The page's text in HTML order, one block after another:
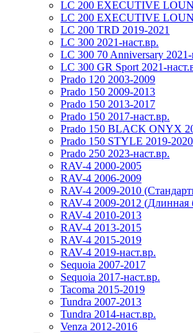
LC 200 EXECUTIVE
LC 200 EXECUTIVE
LC 200 TRD 2019-2021
LC 300 2021-наст.вр.
LC 300 70 Anniversary 2021-
LC 300 GR Sport 2021-
Prado 120 2003-2009
Prado 150 2009-2013
Prado 150 2013-2017
Prado 150 2017-наст.вр.
Prado 150 BLACK ONYX
Prado 150 STYLE 2019-2020
Prado 250 2023-наст.вр.
RAV-4 2000-2005
RAV-4 2006-2009
RAV-4 2009-2010
RAV-4 2009-2012 (Длинная
RAV-4 2010-2013
RAV-4 2013-2015
RAV-4 2015-2019
RAV-4 2019-наст.вр.
Sequoia 2007-2017
Sequoia 2017-наст.вр.
Tacoma 2015-2019
Tundra 2007-2013
Tundra 2014-наст.вр.
Venza 2012-2016